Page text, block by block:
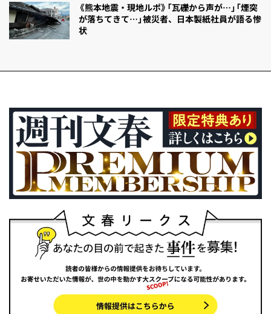
《熊本地震・現地ルポ》「瓦礫から声が…」「煙突
が落ちてきて…」被災者、日本製紙社員が語る惨
状